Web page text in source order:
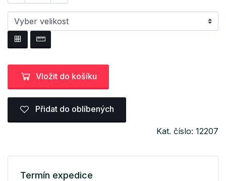
Vložit do košíku
Přidat do oblíbených
Kat. číslo: 12207
Termín expedice